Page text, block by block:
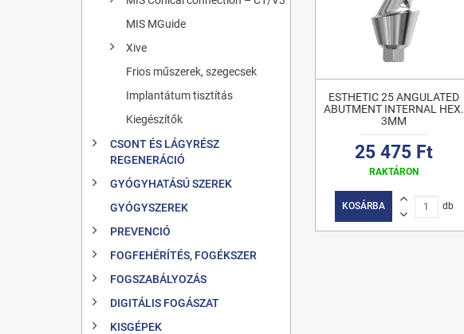
MIS MGuide
Xive
Frios műszerek, szegecsek
Implantátum tisztítás
Kiegészítők
CSONT ÉS LÁGYRÉSZ
REGENERÁCIÓ
GYÓGYHATÁSÚ SZEREK
GYÓGYSZEREK
PREVENCIÓ
FOGFEHÉRÍTÉS, FOGÉKSZER
FOGSZABÁLYOZÁS
DIGITÁLIS FOGÁSZAT
KISGÉPEK
ESTHETIC 25 ANGULATED
ABUTMENT INTERNAL HEX.
3MM
25 475 Ft
RAKTÁRON
KOSÁRBA db